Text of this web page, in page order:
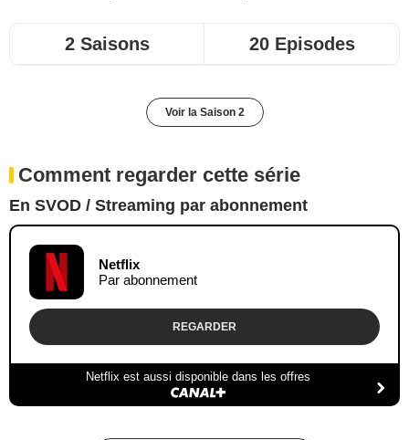
2 Saisons 20 Episodes
Voir la Saison 2
Comment regarder cette série
En SVOD / Streaming par abonnement
Netflix
Par abonnement
REGARDER
Netflix est aussi disponible dans les offres